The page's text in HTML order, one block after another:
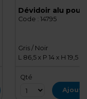
Code : 14795
Gris / Noir
L 86,5 x P 14 x H 19,5
Qté